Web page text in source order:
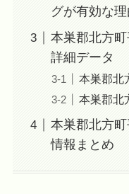
グが有効な理
本巣郡北方
詳細データ
本巣郡北
本巣郡北
本巣郡北方
情報まとめ